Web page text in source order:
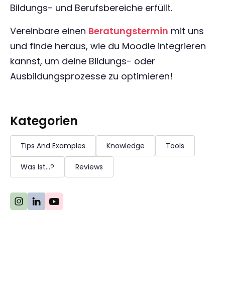
Bildungs- und Berufsbereiche erfüllt.
Vereinbare einen Beratungstermin mit uns
und finde heraus, wie du Moodle integrieren
kannst, um deine Bildungs- oder
Ausbildungsprozesse zu optimieren!
Kategorien
Tips And Examples Knowledge Tools
Was Ist...? Reviews